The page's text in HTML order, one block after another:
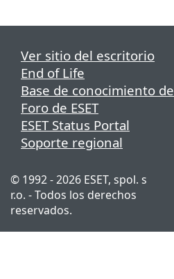
Ver sitio del escritorio
End of Life
Base de conocimiento de
Foro de ESET
ESET Status Portal
Soporte regional
© 1992 - 2026 ESET, spol. s
r.o. - Todos los derechos
reservados.